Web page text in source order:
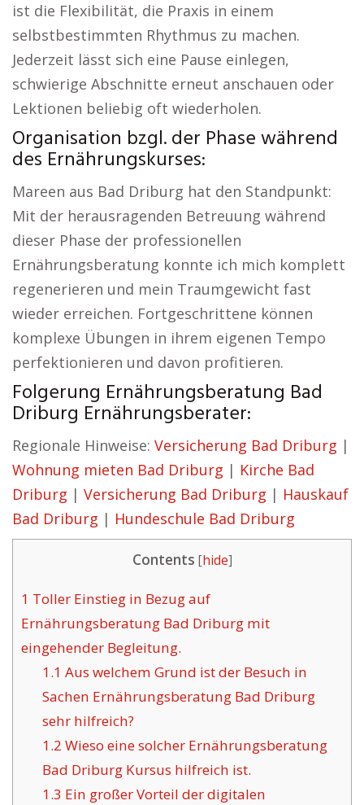
ist die Flexibilität, die Praxis in einem
selbstbestimmten Rhythmus zu machen.
Jederzeit lässt sich eine Pause einlegen,
schwierige Abschnitte erneut anschauen oder
Lektionen beliebig oft wiederholen.
Organisation bzgl. der Phase während
des Ernährungskurses:
Mareen aus Bad Driburg hat den Standpunkt:
Mit der herausragenden Betreuung während
dieser Phase der professionellen
Ernährungsberatung konnte ich mich komplett
regenerieren und mein Traumgewicht fast
wieder erreichen. Fortgeschrittene können
komplexe Übungen in ihrem eigenen Tempo
perfektionieren und davon profitieren.
Folgerung Ernährungsberatung Bad
Driburg Ernährungsberater:
Regionale Hinweise: Versicherung Bad Driburg |
Wohnung mieten Bad Driburg | Kirche Bad
Driburg | Versicherung Bad Driburg | Hauskauf
Bad Driburg | Hundeschule Bad Driburg
Contents [hide]
1 Toller Einstieg in Bezug auf
Ernährungsberatung Bad Driburg mit
eingehender Begleitung.
1.1 Aus welchem Grund ist der Besuch in
Sachen Ernährungsberatung Bad Driburg
sehr hilfreich?
1.2 Wieso eine solcher Ernährungsberatung
Bad Driburg Kursus hilfreich ist.
1.3 Ein großer Vorteil der digitalen